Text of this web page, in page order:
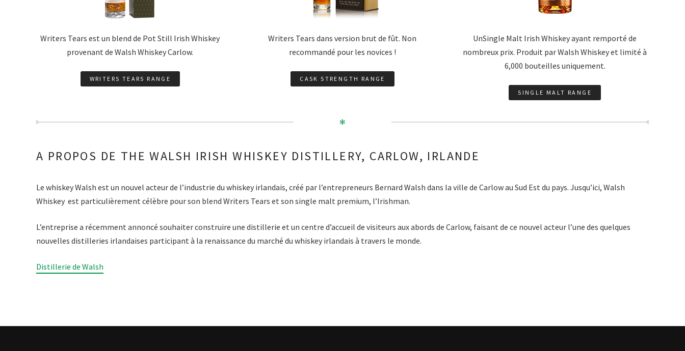
Writers Tears est un blend de Pot Still Irish Whiskey
provenant de Walsh Whiskey Carlow.
WRITERS TEARS RANGE
Writers Tears dans version brut de fût. Non
recommandé pour les novices !
CASK STRENGTH RANGE
UnSingle Malt Irish Whiskey ayant remporté de
nombreux prix. Produit par Walsh Whiskey et limité à
6,000 bouteilles uniquement.
SINGLE MALT RANGE
✻
A PROPOS DE THE WALSH IRISH WHISKEY DISTILLERY, CARLOW, IRLANDE
Le whiskey Walsh est un nouvel acteur de l’industrie du whiskey irlandais, créé par l’entrepreneurs Bernard Walsh dans la ville de Carlow au Sud Est du pays. Jusqu’ici, Walsh
Whiskey est particulièrement célèbre pour son blend Writers Tears et son single malt premium, l’Irishman.
L’entreprise a récemment annoncé souhaiter construire une distillerie et un centre d’accueil de visiteurs aux abords de Carlow, faisant de ce nouvel acteur l’une des quelques
nouvelles distilleries irlandaises participant à la renaissance du marché du whiskey irlandais à travers le monde.
Distillerie de Walsh